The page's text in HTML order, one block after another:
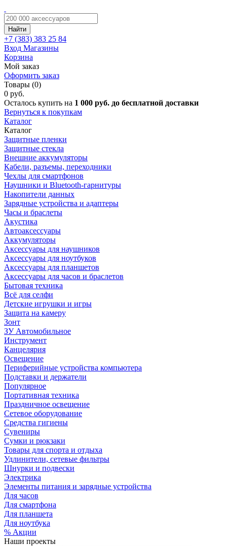
Найти
+7 (383) 383 25 84
Вход Магазины
Корзина
Мой заказ
Оформить заказ
Товары (0)
0 руб.
Осталось купить на 1 000 руб. до бесплатной доставки
Вернуться к покупкам
Каталог
Каталог
Защитные пленки
Защитные стекла
Внешние аккумуляторы
Кабели, разъемы, переходники
Чехлы для смартфонов
Наушники и Bluetooth-гарнитуры
Накопители данных
Зарядные устройства и адаптеры
Часы и браслеты
Акустика
Автоаксессуары
Аккумуляторы
Аксессуары для наушников
Аксессуары для ноутбуков
Аксессуары для планшетов
Аксессуары для часов и браслетов
Бытовая техника
Всё для селфи
Детские игрушки и игры
Защита на камеру
Зонт
ЗУ Автомобильное
Инструмент
Канцелярия
Освещение
Периферийные устройства компьютера
Подставки и держатели
Популярное
Портативная техника
Праздничное освещение
Сетевое оборудование
Средства гигиены
Сувениры
Сумки и рюкзаки
Товары для спорта и отдыха
Удлинители, сетевые фильтры
Шнурки и подвески
Электрика
Элементы питания и зарядные устройства
Для часов
Для смартфона
Для планшета
Для ноутбука
% Акции
Наши проекты